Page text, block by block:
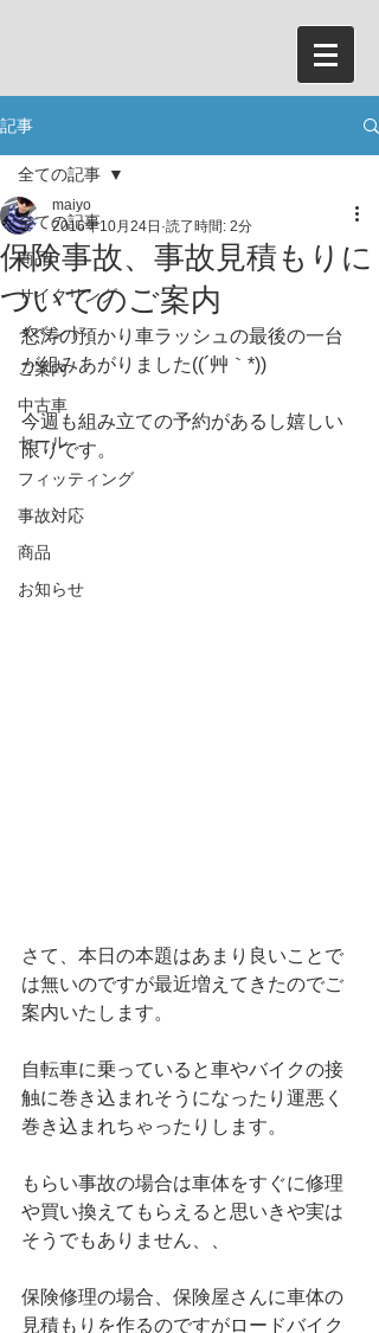
記事
全ての記事
商品
サイクリング
イベント
ご案内
中古車
セール
フィッティング
事故対応
商品
お知らせ
全ての記事
保険事故、事故見積もりに
ついてのご案内
maiyo
2016年10月24日 読了時間: 2分
怒涛の預かり車ラッシュの最後の一台
が組みあがりました((´艸｀*))
今週も組み立ての予約があるし嬉しい
限りです。
さて、本日の本題はあまり良いことで
は無いのですが最近増えてきたのでご
案内いたします。
自転車に乗っていると車やバイクの接
触に巻き込まれそうになったり運悪く
巻き込まれちゃったりします。
もらい事故の場合は車体をすぐに修理
や買い換えてもらえると思いきや実は
そうでもありません、、
保険修理の場合、保険屋さんに車体の
見積もりを作るのですがロードバイク